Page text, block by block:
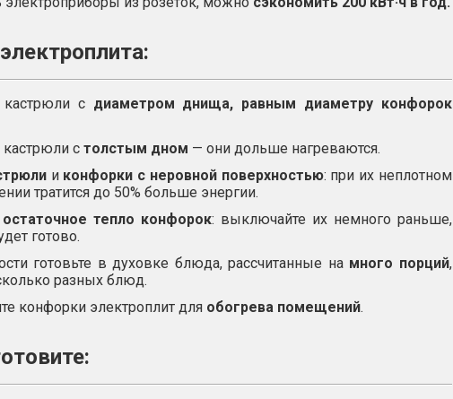
кастрюли с диаметром днища, равным диаметру конфорок
кастрюли с толстым дном — они дольше нагреваются.
и конфорки с неровной поверхностью: при их неплотном
тратится до 50% больше энергии.
остаточное тепло конфорок: выключайте их немного раньше,
готово.
готовьте в духовке блюда, рассчитанные на много порций,
разных блюд.
конфорки электроплит для обогрева помещений.